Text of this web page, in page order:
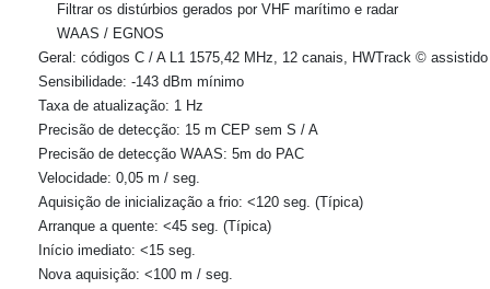
Filtrar os distúrbios gerados por VHF marítimo e radar
WAAS / EGNOS
Geral: códigos C / A L1 1575,42 MHz, 12 canais, HWTrack © assistido
Sensibilidade: -143 dBm mínimo
Taxa de atualização: 1 Hz
Precisão de detecção: 15 m CEP sem S / A
Precisão de detecção WAAS: 5m do PAC
Velocidade: 0,05 m / seg.
Aquisição de inicialização a frio: <120 seg. (Típica)
Arranque a quente: <45 seg. (Típica)
Início imediato: <15 seg.
Nova aquisição: <100 m / seg.